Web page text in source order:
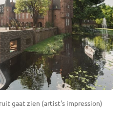
gaat zien (artist's impression)